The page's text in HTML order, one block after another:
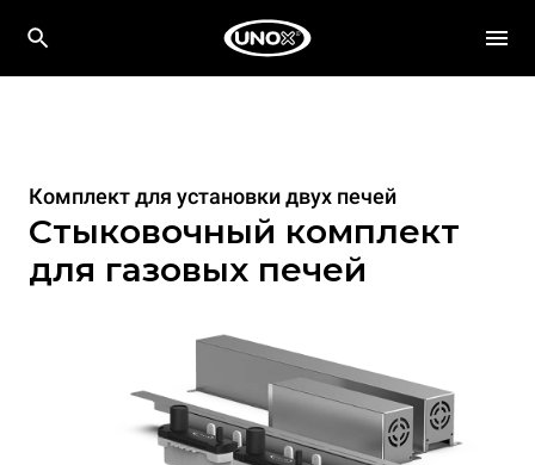
Комплект для установки двух печей
Стыковочный комплект
для газовых печей